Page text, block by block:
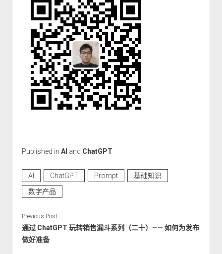
Published in AI and ChatGPT
AI ChatGPT Prompt
基础知识
数字产品
Previous Post
通过 ChatGPT 玩转销售漏斗系列（二十）—— 如何为发布
做好准备